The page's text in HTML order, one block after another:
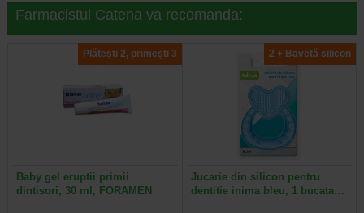
Farmacistul Catena va recomanda:
Plătești 2, primești 3
Baby gel eruptii primii
dintisori, 30 ml, FORAMEN
2 + Bavetă silicon
Jucarie din silicon pentru
dentitie inima bleu, 1 bucata…